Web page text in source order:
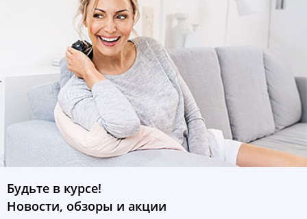
Будьте в курсе!
Новости, обзоры и акции